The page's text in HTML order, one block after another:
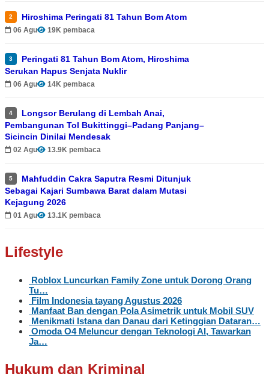
2 Hiroshima Peringati 81 Tahun Bom Atom
06 Agu 19K pembaca
3
Peringati 81 Tahun Bom Atom, Hiroshima
Serukan Hapus Senjata Nuklir
06 Agu 14K pembaca
4
Longsor Berulang di Lembah Anai,
Pembangunan Tol Bukittinggi–Padang Panjang–
Sicincin Dinilai Mendesak
02 Agu 13.9K pembaca
5
Mahfuddin Cakra Saputra Resmi Ditunjuk
Sebagai Kajari Sumbawa Barat dalam Mutasi
Kejagung 2026
01 Agu 13.1K pembaca
Lifestyle
Roblox Luncurkan Family Zone untuk Dorong Orang
Tu…
Film Indonesia tayang Agustus 2026
Manfaat Ban dengan Pola Asimetrik untuk Mobil SUV
Menikmati Istana dan Danau dari Ketinggian Dataran…
Omoda O4 Meluncur dengan Teknologi AI, Tawarkan
Ja…
Hukum dan Kriminal